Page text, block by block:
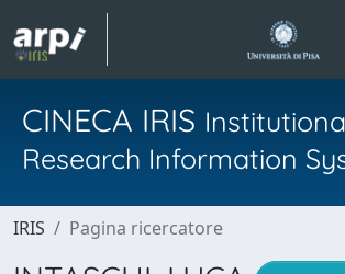
CINECA IRIS
Research Information
IRIS Pagina ricercatore